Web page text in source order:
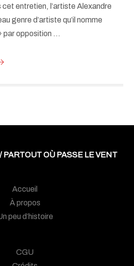
entretien, l’artiste Alexandre
genre d’artiste qu’il nomme
par opposition …
PARTOUT OÙ PASSE LE VENT
Accueil
À propos
peu d’histoire
CGU